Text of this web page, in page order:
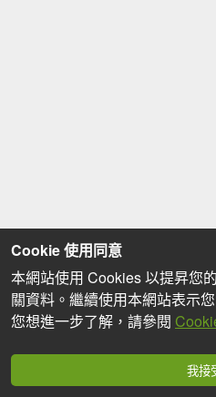
Cookie 使用同意
本網站使用 Cookies 以提昇您
關資料。繼續使用本網站表示
您想進一步了解，請參閱
我接